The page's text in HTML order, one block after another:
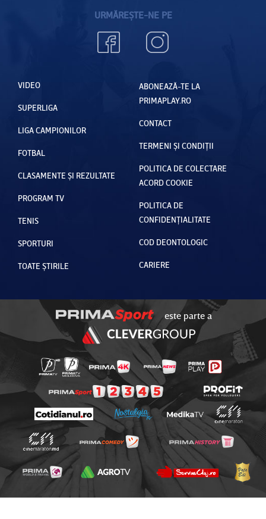
URMĂREȘTE-NE PE
VIDEO
SUPERLIGA
LIGA CAMPIONILOR
FOTBAL
CLASAMENTE ȘI REZULTATE
PROGRAM TV
TENIS
SPORTURI
TOATE ȘTIRILE
ABONEAZĂ-TE LA
PRIMAPLAY.RO
CONTACT
TERMENI ȘI CONDIȚII
POLITICA DE COLECTARE
ACORD COOKIE
POLITICA DE
CONFIDENȚIALITATE
COD DEONTOLOGIC
CARIERE
este parte a